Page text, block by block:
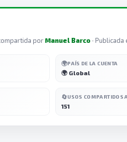
por Manuel Barco ·
🌍PAÍS DE LA CUENTA
🌍 Global
🔄USOS COMPARTIDOS
151